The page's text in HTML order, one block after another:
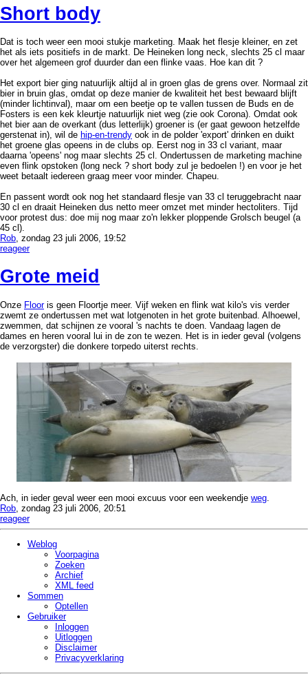
Short body
Dat is toch weer een mooi stukje marketing. Maak het flesje kleiner, en zet
het als iets positiefs in de markt. De Heineken long neck, slechts 25 cl maar
over het algemeen grof duurder dan een flinke vaas. Hoe kan dit ?
Het export bier ging natuurlijk altijd al in groen glas de grens over. Normaal zit
bier in bruin glas, omdat op deze manier de kwaliteit het best bewaard blijft
(minder lichtinval), maar om een beetje op te vallen tussen de Buds en de
Fosters is een kek kleurtje natuurlijk niet weg (zie ook Corona). Omdat ook
het bier aan de overkant (dus letterlijk) groener is (er gaat gewoon hetzelfde
gerstenat in), wil de hip-en-trendy ook in de polder 'export' drinken en duikt
het groene glas opeens in de clubs op. Eerst nog in 33 cl variant, maar
daarna 'opeens' nog maar slechts 25 cl. Ondertussen de marketing machine
even flink opstoken (long neck ? short body zul je bedoelen !) en voor je het
weet betaalt iedereen graag meer voor minder. Chapeu.
En passent wordt ook nog het standaard flesje van 33 cl teruggebracht naar
30 cl en draait Heineken dus netto meer omzet met minder hectoliters. Tijd
voor protest dus: doe mij nog maar zo'n lekker ploppende Grolsch beugel (a
45 cl).
Rob, zondag 23 juli 2006, 19:52
reageer
Grote meid
Onze Flooris geen Floortje meer. Vijf weken en flink wat kilo's vis verder
zwemt ze ondertussen met wat lotgenoten in het grote buitenbad. Alhoewel,
zwemmen, dat schijnen ze vooral 's nachts te doen. Vandaag lagen de
dames en heren vooral lui in de zon te wezen. Het is in ieder geval (volgens
de verzorgster) die donkere torpedo uiterst rechts.
Ach, in ieder geval weer een mooi excuus voor een weekendje weg.
Rob, zondag 23 juli 2006, 20:51
reageer
Weblog
Voorpagina
Zoeken
Archief
XML feed
Sommen
Optellen
Gebruiker
Inloggen
Uitloggen
Disclaimer
Privacy­verklaring